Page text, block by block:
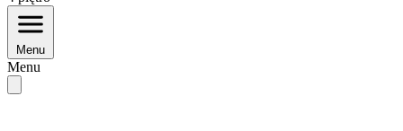
Menu
Menu